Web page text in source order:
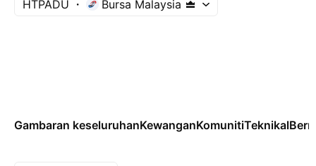
HTPADU Bursa Malaysia
Gambaran keseluruhanKewanganKomunitiTeknikal